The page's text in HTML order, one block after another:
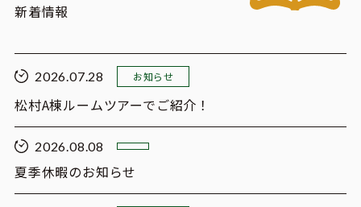
新着情報
2026.07.28 お知らせ
松村A棟ルームツアーでご紹介！
2026.08.08
夏季休暇のお知らせ